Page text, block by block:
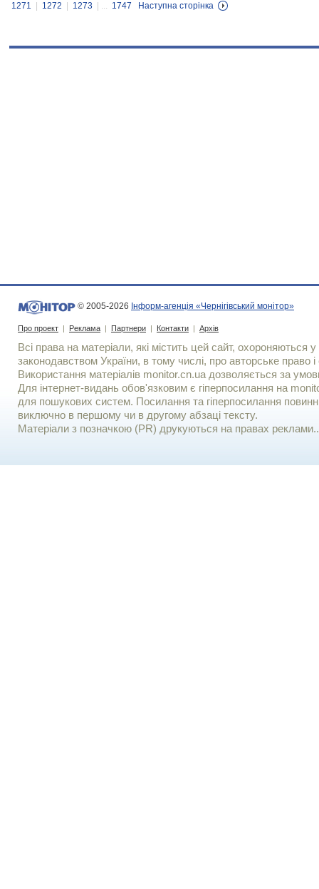
1271
1272 1273 | ... 1747 Наступна сторінка
© 2005-2026 Інформ-агенція «Чернігівський монітор»
Про проект | Реклама | Партнери | Контакти | Архів
Всі права на матеріали, які містить цей сайт, охороняються у
законодавством України, в тому числі, про авторське право і
Використання матерiалiв monitor.cn.ua дозволяється за
Для iнтернет-видань обов'язковим є гiперпосилання на
для пошукових систем. Посилання та гіперпосилання
виключно в першому чи в другому абзаці тексту.
Матеріали з позначкою (PR) друкуються на правах реклами..